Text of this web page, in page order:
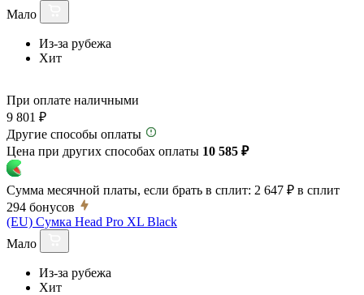
Мало
Из-за рубежа
Хит
При оплате наличными
9 801 ₽
Другие способы оплаты
Цена при других способах оплаты 10 585 ₽
Сумма месячной платы, если брать в сплит: 2 647 ₽ в сплит
294 бонусов
(EU) Сумка Head Pro XL Black
Мало
Из-за рубежа
Хит